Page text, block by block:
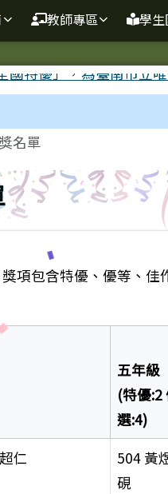
教師專區 學
名單
項包含特優、優等、
五年級
(特優:2
選:4)
仁
504 黃
硯